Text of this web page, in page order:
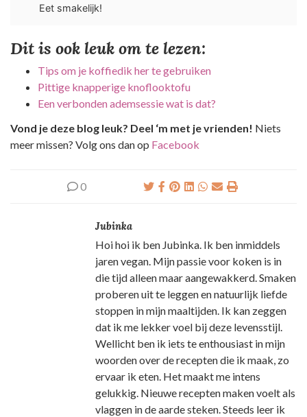
Eet smakelijk!
Dit is ook leuk om te lezen:
Tips om je koffiedik her te gebruiken
Pittige knapperige knoflooktofu
Een verbonden ademsessie wat is dat?
Vond je deze blog leuk? Deel ‘m met je vrienden! Niets
meer missen? Volg ons dan op Facebook
0
Jubinka
Hoi hoi ik ben Jubinka. Ik ben inmiddels
jaren vegan. Mijn passie voor koken is in
die tijd alleen maar aangewakkerd. Smaken
proberen uit te leggen en natuurlijk liefde
stoppen in mijn maaltijden. Ik kan zeggen
dat ik me lekker voel bij deze levensstijl.
Wellicht ben ik iets te enthousiast in mijn
woorden over de recepten die ik maak, zo
ervaar ik eten. Het maakt me intens
gelukkig. Nieuwe recepten maken voelt als
vlaggen in de aarde steken. Steeds leer ik